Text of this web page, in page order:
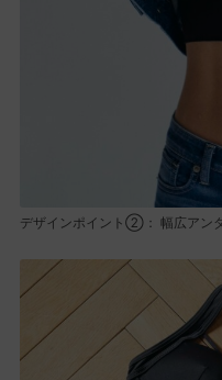
デザインポイント②： 幅広アン